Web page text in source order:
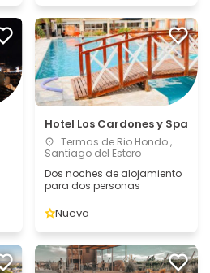
Hotel Los Cardones y Spa
Termas de Rio Hondo ,
Santiago del Estero
Dos noches de alojamiento
para dos personas
Nueva